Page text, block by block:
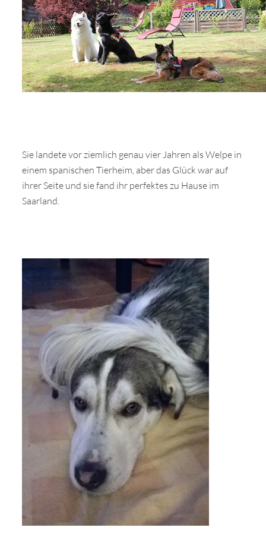
Sie landete vor ziemlich genau vier Jahren als Welpe in
einem spanischen Tierheim, aber das Glück war auf
ihrer Seite und sie fand ihr perfektes zu Hause im
Saarland.